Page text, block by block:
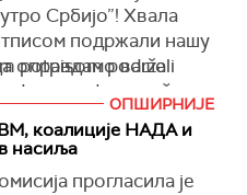
Србијо”! Хвала
подржали нашу
оправдамо ваше
да се прикључите
пробудимо Србију",
potpisom podržali
da opravdamo vaše
našoj borbi i da
ОПШИРНИЈЕ
коалиције НАДА и
насиља
прогласила је